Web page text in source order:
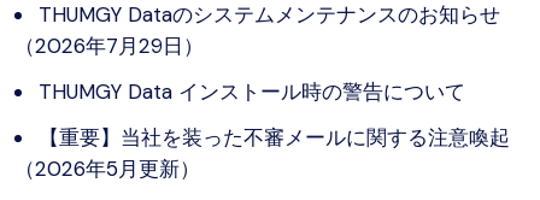
THUMGY Dataのシステムメンテナンスのお知らせ
（2026年7月29日）
THUMGY Data インストール時の警告について
【重要】当社を装った不審メールに関する注意喚起
（2026年5月更新）